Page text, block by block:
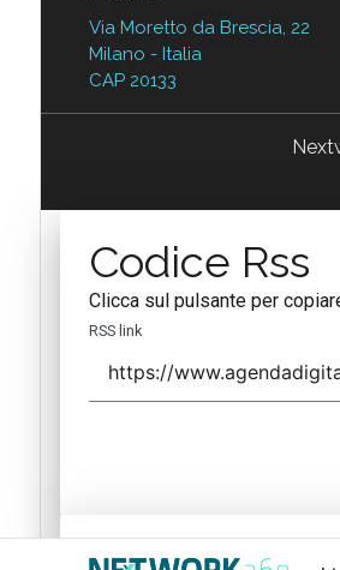
Via Moretto da Brescia, 22
Milano - Italia
CAP 20133
Codice Rss
Clicca sul pulsante per
RSS link